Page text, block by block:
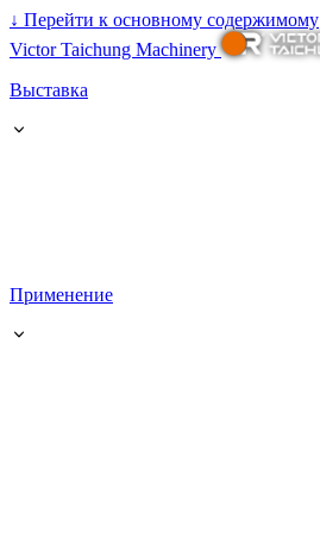
↓ Перейти к основному содержимому
Victor Taichung Machinery
Выставка
Применение